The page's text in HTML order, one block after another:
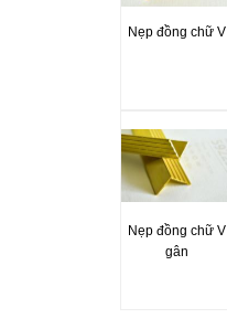
Nẹp đồng chữ V
Nẹp đồng chữ V
gân